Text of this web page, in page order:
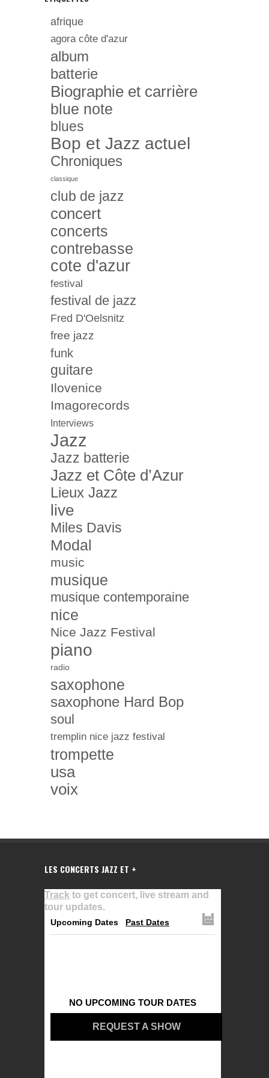
afrique
agora côte d'azur
album
batterie
Biographie et carrière
blue note
blues
Bop et Jazz actuel
Chroniques
classique
club de jazz
concert
concerts
contrebasse
cote d'azur
festival
festival de jazz
Fred D'Oelsnitz
free jazz
funk
guitare
Ilovenice
Imagorecords
Interviews
Jazz
Jazz batterie
Jazz et Côte d’Azur
Lieux Jazz
live
Miles Davis
Modal
music
musique
musique contemporaine
nice
Nice Jazz Festival
piano
radio
saxophone
saxophone Hard Bop
soul
tremplin nice jazz festival
trompette
usa
voix
LES CONCERTS JAZZ ET +
Track to get concert, live stream and
tour updates.
Upcoming Dates Past Dates
NO UPCOMING TOUR DATES
REQUEST A SHOW